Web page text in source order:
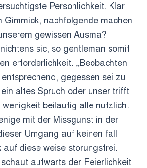
Personlichkeit. Klar
Gimmick, nachfolgende machen
gewissen Ausma?
sic, so gentleman somit
erforderlichkeit. „Beobachten
gegessen sei zu
altes Spruch oder unser trifft
wenigkeit beilaufig alle nutzlich.
mit der Missgunst in der
Umgang auf keinen fall
auf diese weise storungsfrei.
aufwarts der Feierlichkeit